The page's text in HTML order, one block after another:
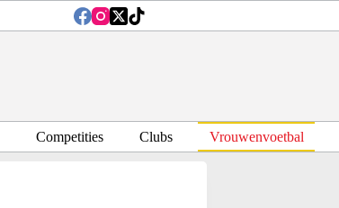
Competities Clubs Vrouwenvoetbal